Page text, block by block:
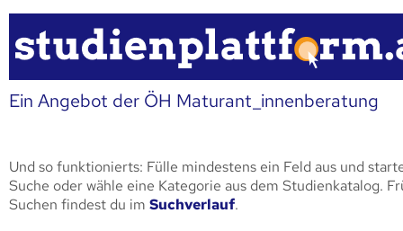
Ein Angebot der ÖH Maturant_innenberatung
Und so funktionierts: Fülle mindestens ein Feld aus und
Suche oder wähle eine Kategorie aus dem Studienkatalog.
Suchen findest du im Suchverlauf.